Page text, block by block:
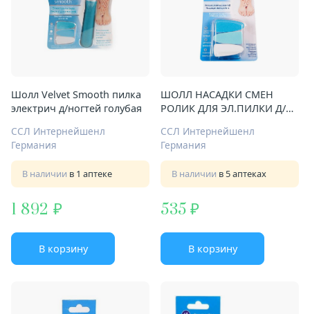
Шолл Velvet Smooth пилка
электрич д/ногтей голубая
ССЛ Интернейшенл
Германия
В наличии в 1 аптеке
1 892
В корзину
ШОЛЛ НАСАДКИ СМЕН
РОЛИК ДЛЯ ЭЛ.ПИЛКИ Д/
ССЛ Интернейшенл
Германия
В наличии в 5 аптеках
535
В корзину